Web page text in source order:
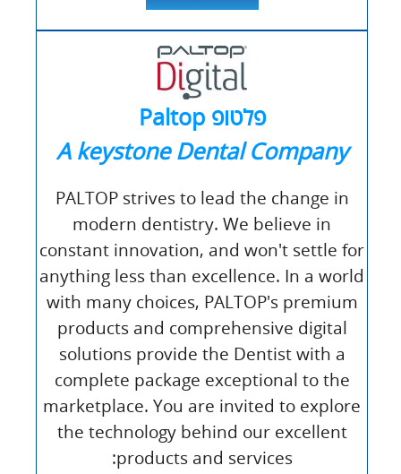
פלטופ Paltop
A keystone Dental Company
PALTOP strives to lead the change in
modern dentistry. We believe in
constant innovation, and won't settle for
anything less than excellence. In a world
with many choices, PALTOP's premium
products and comprehensive digital
solutions provide the Dentist with a
complete package exceptional to the
marketplace. You are invited to explore
the technology behind our excellent
products and services: